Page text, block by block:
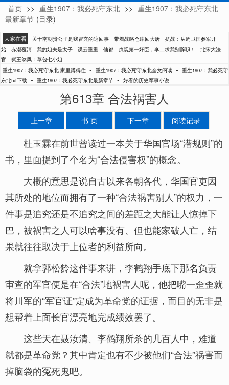
家里蹲得住
首页 >> 重生1907：我必死守东北 >> 重生1907：我必死守东北
最新章节 (目录)
大家在看 关于南朝贵公子是我冒充的这回事 带着战略仓库回大唐
抗战：从周卫国参军开
始
赤潮覆清 我的姐夫是太子 谍云重重 仙都 贞观第一奸臣，李二求我别辞职！
北宋大法
官
弑王煞凤：草包七小姐
重生1907：我必死守东北 家里蹲得住 - 重生1907：我必死守东北全文阅读 - 重生1907：我必死守
东北txt下载 - 重生1907：我必死守东北最新章节 - 好看的历史军事小说
第613章 合法祸害人
上一章 书 页 下一章 阅读记录
杜玉霖在前世曾读过一本关于华国官场“潜规则”的
书，里面提到了个名为“合法侵害权”的概念。
大概的意思是说自古以来各朝各代，华国官吏因
其所处的地位而拥有了一种“合法祸害别人”的权力，一
件事是追究还是不追究之间的差距之大能让人惊掉下
巴，被祸害之人可以啥事没有、但也能家破人亡，结
果就往往取决于上位者的利益所向。
就拿郭松龄这件事来讲，李鹤翔手底下那名负责
审查的军官便是在“合法”地祸害人呢，他把嘴一歪歪就
将川军的“军官证”定成为革命党的证据，而目的无非是
想帮着上面长官漂亮地完成绩效罢了。
这些天在聂汝清、李鹤翔所杀的几百人中，难道
就都是革命党？其中肯定也有不少被他们“合法”祸害而
掉脑袋的冤死鬼吧。